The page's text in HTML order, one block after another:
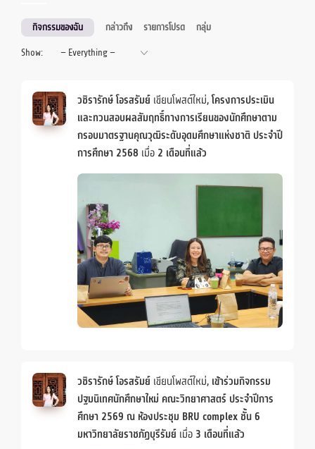
กิจกรรมของฉัน กล่าวถึง รายการโปรด
กลุ่ม
Show:
วชิรารักษ์ โอรสรัมย์ เขียนโพสต์ใหม่,โครงการประเมิน
และทวนสอบผลสัมฤทธิ์ทางการเรียนของนักศึกษาตาม
กรอบมาตรฐานคุณวุฒิระดับอุดมศึกษาแห่งชาติ ประจำปี
การศึกษา 2568 เมื่อ 2 เดือนที่แล้ว
วชิรารักษ์ โอรสรัมย์ เขียนโพสต์ใหม่, เข้าร่วมกิจกรรม
ปฐมนิเทศนักศึกษาใหม่ คณะวิทยาศาสตร์ ประจำปีการ
ศึกษา 2569 ณ ห้องประชุม BRU complex ชั้น 6
มหาวิทยาลัยราชภัฏบุรีรัมย์ เมื่อ 3 เดือนที่แล้ว